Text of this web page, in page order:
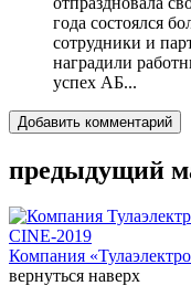
года состоялся
сотрудники и
наградили
успех АБ...
Добавить комментарий
предыдущий
Компания
вернуться наверх